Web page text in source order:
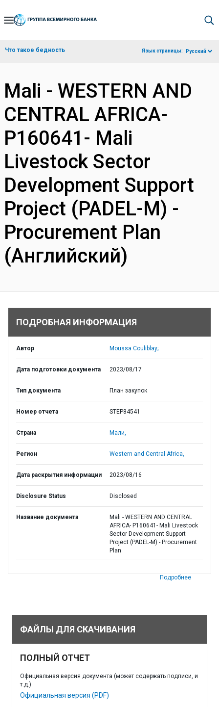
Skip
Navigation
Что такое бедность Язык страницы: Русский
Mali - WESTERN AND
CENTRAL AFRICA-
P160641- Mali
Livestock Sector
Development Support
Project (PADEL-M) -
Procurement Plan
(Английский)
ПОДРОБНАЯ ИНФОРМАЦИЯ
Автор Moussa Couliblay;
Дата подготовки документа 2023/08/17
Тип документа План закупок
Номер отчета STEP84541
Страна Мали,
Регион Western and Central Africa,
Дата раскрытия информации 2023/08/16
Disclosure Status Disclosed
Название документа
Mali - WESTERN AND CENTRAL
AFRICA- P160641- Mali Livestock
Sector Development Support
Project (PADEL-M) - Procurement
Plan
Подробнее
ФАЙЛЫ ДЛЯ СКАЧИВАНИЯ
ПОЛНЫЙ ОТЧЕТ
Официальная версия документа (может содержать подписи, и
т.д.)
Официальная версия (PDF)